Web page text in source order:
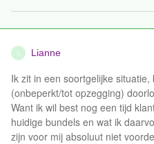
Lianne
Ik zit in een soortgelijke
(onbeperkt/tot opzegging)
Want ik wil best nog een tijd
huidige bundels en wat ik
zijn voor mij absoluut niet